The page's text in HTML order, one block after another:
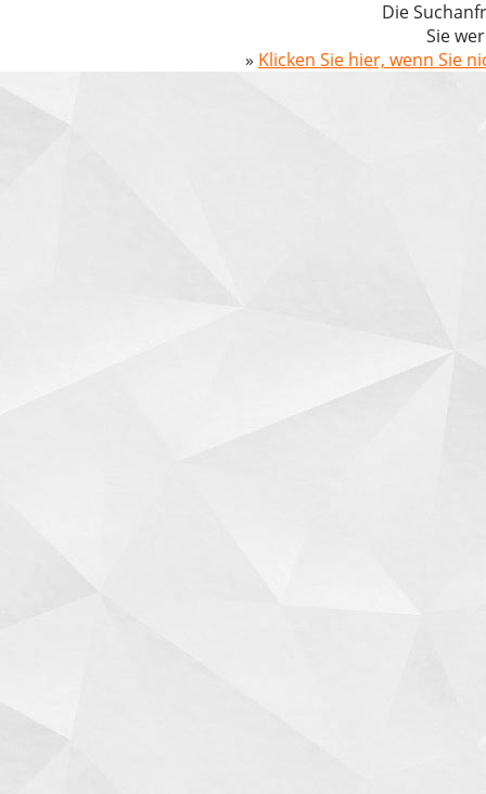
Die
Sie
» Klicken Sie hier, wenn Sie